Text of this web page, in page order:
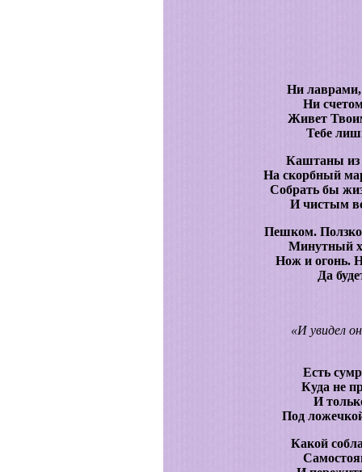
Ни
Ни
Живет
Тебе
Каштаны из
На скорбный
Собрать бы
И чистым
Пешком.
Минутный
Нож и огонь.
Да
«И увидел
Есть
Куда не
И
Под
Какой